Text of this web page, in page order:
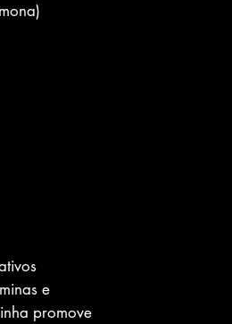
e
promove